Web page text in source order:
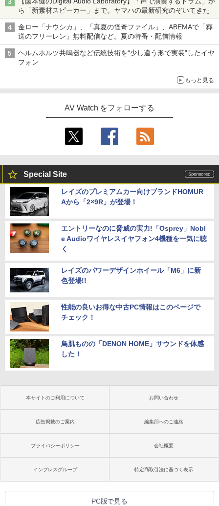
ら「新素材スピーカー」まで。ヤマハの最新研究のぞいてきた
金ロー「ナウシカ」、「真夏の怪奇ファイル」、ABEMAで「葬
送のフリーレン」無料配信など。夏の特番・配信情報
ヘルムホルツ共鳴器など伝統技術を“少し違う形で実装”したイヤ
フォン
もっと見る
AV Watch をフォローする
Special Site
レイズのプレミアムカー向けブランドHOMUR
Aから「2×9R」が登場！
エントリーなのに脅威の実力!「Osprey」Nobl
e Audioワイヤレスイヤフォン4機種を一気に聴
く
レイズのパワーデザインホイール「M6」に新
色登場!!
性能の良いお得な中古PC情報はこのページで
チェック！
鳥肌ものの「DENON HOME」サウンドを体感
した！
本サイトのご利用について お問い合わせ
広告掲載のご案内 編集部へのご連絡
プライバシーポリシー 会社概要
インプレスグループ 特定商取引法に基づく表示
PC版で見る